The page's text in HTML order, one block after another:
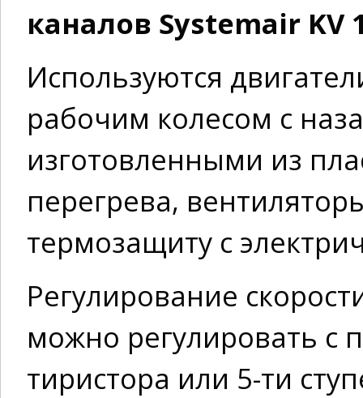
каналов Systemair KV
Используются
рабочим колесом с
изготовленными из
перегрева,
термозащиту с
Регулирование
можно регулировать с
тиристора или 5-ти